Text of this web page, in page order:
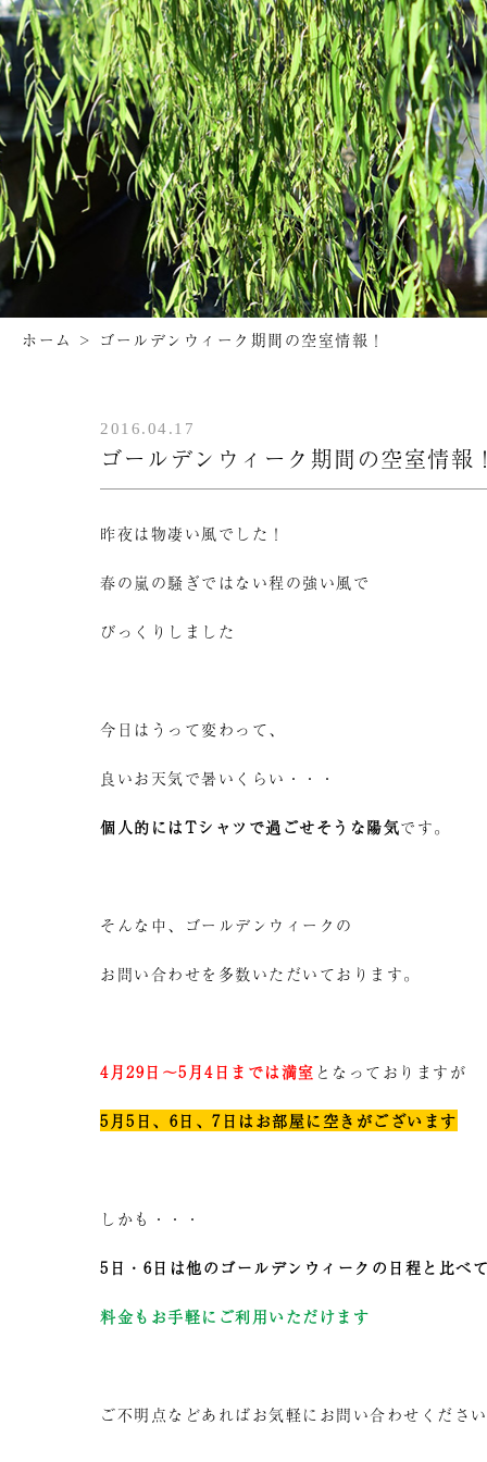
ホーム > ゴールデンウィーク期間の空室情報！
2016.04.17
ゴールデンウィーク期間の空室情報
昨夜は物凄い風でした！
春の嵐の騒ぎではない程の強い風で
びっくりしました
今日はうって変わって、
良いお天気で暑いくらい・・・
個人的にはTシャツで過ごせそうな陽気です。
そんな中、ゴールデンウィークの
お問い合わせを多数いただいております。
4月29日～5月4日までは満室 となっておりますが
5月5日、6日、7日はお部屋に空きがございます
しかも・・・
5日・6日は他のゴールデンウィークの日程と比べ
料金もお手軽にご利用いただけます
ご不明点などあればお気軽にお問い合わせくださ